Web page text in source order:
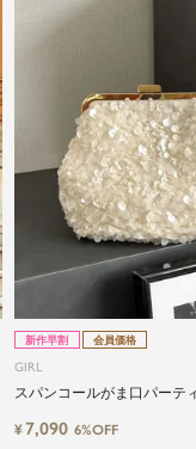
新作早割 会員価格
GIRL
スパンコールがま口パーテ
¥7,090 6%OFF